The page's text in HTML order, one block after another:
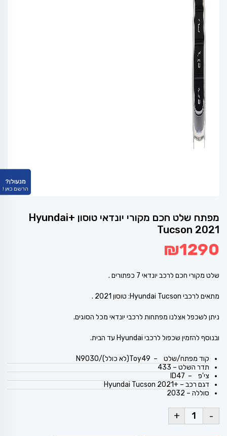
מפתח שלט חכם מקורי יונדאי טוסון +Hyundai
Tucson 2021
₪1290
שלט מקורי חכם לרכב יונדאי 7 כפתורים .
מתאים לרכבי Hyundai Tucson: טוסון 2021 .
ניתן לשכפל אצלנו מפתחות לרכבי יונדאי מכל הסוגים.
ובנוסף להזמין שכפול לרכבי Hyundai עד הבית.
קוד מפתח/שלט – Toy49(לא כולל)/N9030
תדר השלט – 433
צי'פ – ID47
דגם רכב – +Hyundai Tucson 2021
סוללה – 2032
-
+
מנעולן?
הרשם כאן !